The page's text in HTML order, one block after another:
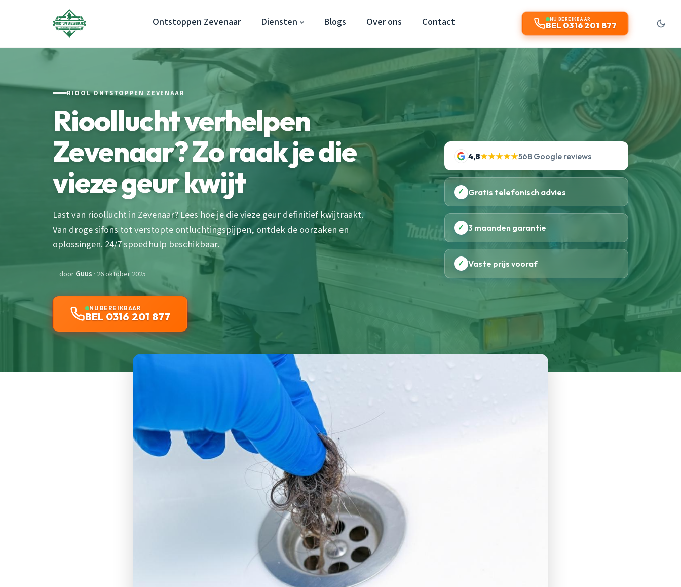
Ontstoppen Zevenaar Diensten Blogs Over ons Contact NU BEREIKBAAR
BEL 0316 201 877
RIOOL ONTSTOPPEN ZEVENAAR
Rioollucht verhelpen
Zevenaar? Zo raak je die
vieze geur kwijt
Last van rioollucht in Zevenaar? Lees hoe je die vieze geur definitief kwijtraakt.
Van droge sifons tot verstopte ontluchtingspijpen, ontdek de oorzaken en
oplossingen. 24/7 spoedhulp beschikbaar.
doorGuus · 26 oktober 2025
NU BEREIKBAAR
BEL 0316 201 877
4,8★★★★★568 Google reviews
✓ Gratis telefonisch advies
✓ 3 maanden garantie
✓ Vaste prijs vooraf